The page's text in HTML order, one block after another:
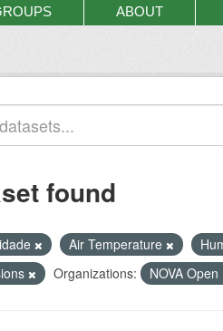
ABOUT
found
Air Temperature
Organizations: NOVA